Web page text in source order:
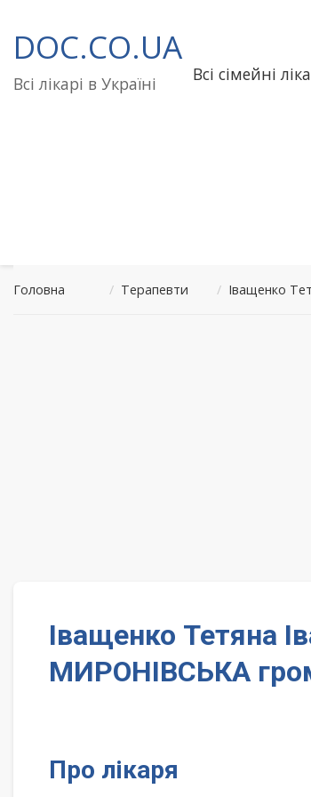
до
вмісту
DOC.CO.UA
Всі лікарі в Україні Всі сімейні
Головна / Терапевти / Іващенко
Іващенко Тетяна
МИРОНІВСЬКА
Про лікаря